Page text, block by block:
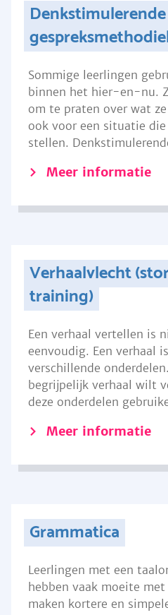
Denkstimulerende
Sommige leerlingen
binnen het hier-en-nu.
om te praten over wat
ook voor een situatie
stellen.
Meer informatie
Verhaalvlecht
training)
Een verhaal vertellen is
eenvoudig. Een verhaal
verschillende
begrijpelijk verhaal wilt
deze onderdelen
Meer informatie
Grammatica
Leerlingen met een
hebben vaak moeite
maken kortere en